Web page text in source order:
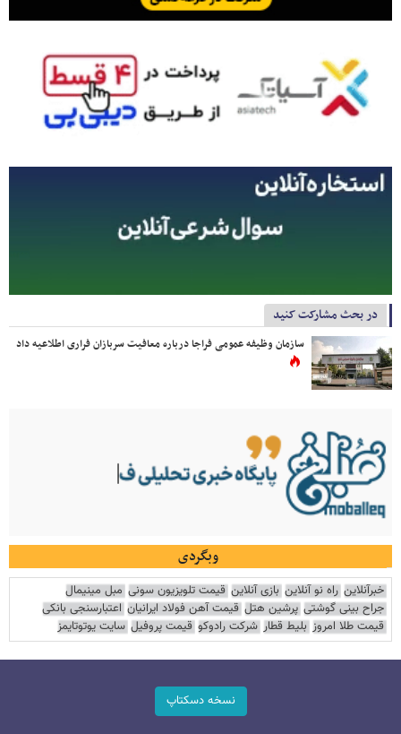
در بحث مشارکت کنید
سازمان وظیفه عمومی فراجا درباره معافیت سربازان فراری اطلاعیه داد
وبگردی
خبرآنلاین راه نو آنلاین بازی آنلاین قیمت تلویزیون سونی مبل مینیمال
جراح بینی گوشتی پرشین هتل قیمت آهن فولاد ایرانیان اعتبارسنجی بانکی
قیمت طلا امروز بلیط قطار شرکت رادوکو قیمت پروفیل سایت یوتوتایمز
نسخه دسکتاپ